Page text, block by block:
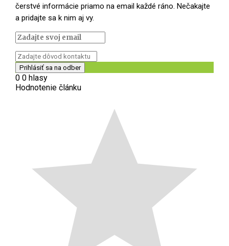
čerstvé informácie priamo na email každé ráno. Nečakajte
a pridajte sa k nim aj vy.
0 0 hlasy
Hodnotenie článku